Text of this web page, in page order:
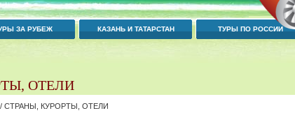
ЗА РУБЕЖ КАЗАНЬ И ТАТАРСТАН ТУРЫ ПО РОССИИ
ОТЕЛИ
/ СТРАНЫ, КУРОРТЫ, ОТЕЛИ